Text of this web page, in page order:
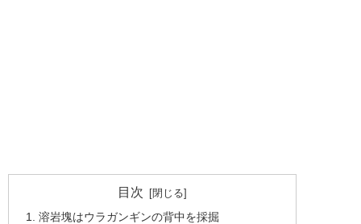
目次
溶岩塊はウラガンギンの背中を採掘